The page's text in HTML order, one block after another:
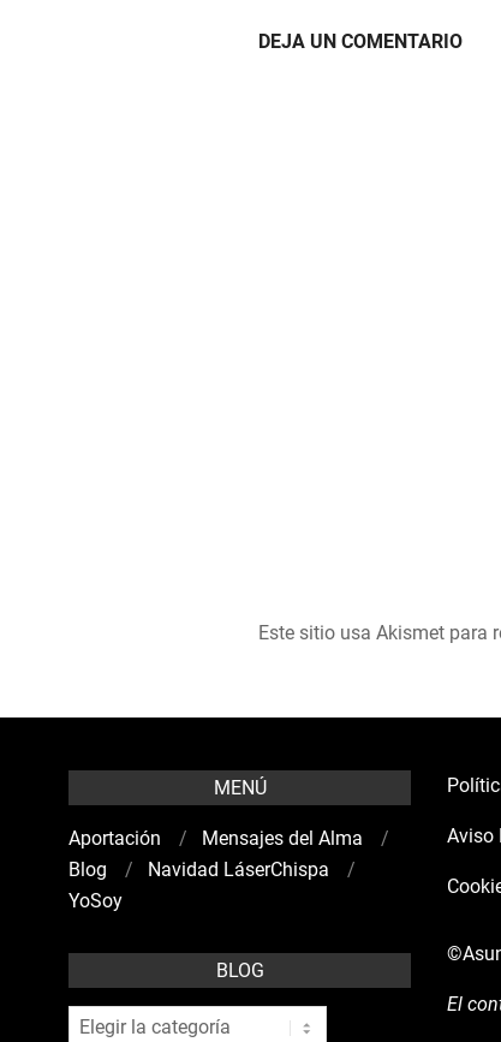
DEJA UN COMENTARIO
Este sitio usa Akismet para
MENÚ
Aportación
Mensajes del Alma
Blog
Navidad LáserChispa
YoSoy
BLOG
blog
Aviso
El